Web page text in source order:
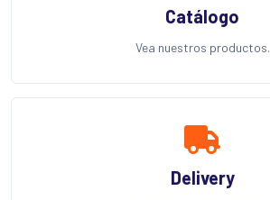
Catálogo
Vea nuestros productos.
Delivery